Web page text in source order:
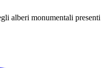
alberi monumentali presenti